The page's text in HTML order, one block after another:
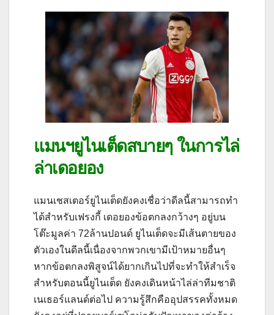
แมนฯยูไนเต็ดสบายๆ ในการไล่
ล่าเดอยอง
แมนเชสเตอร์ยูไนเต็ดยังคงเชื่อว่าดีลนี้สามารถทํา
ได้สําหรับเฟรงกี้ เดอยองข้อตกลงกว้างๆ อยู่บน
โต๊ะมูลค่า 72ล้านปอนด์ ยูไนเต็ดจะมีเส้นตายของ
ตัวเองในดีลนี้เนื่องจากพวกเขามีเป้าหมายอื่นๆ
หากข้อตกลงพิสูจน์ได้ยากเกินไปที่จะทําให้สําเร็จ
สําหรับตอนนี้ยูไนเต็ด ยังคงเดินหน้าไล่ล่าทีมชาติ
เนเธอร์แลนด์ต่อไป ความรู้สึกคืออุปสรรคทั้งหมด